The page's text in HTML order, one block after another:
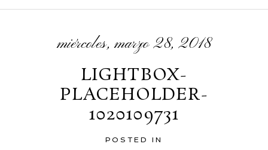
miércoles, marzo 28, 2018
LIGHTBOX-
PLACEHOLDER-
1020109731
POSTED IN